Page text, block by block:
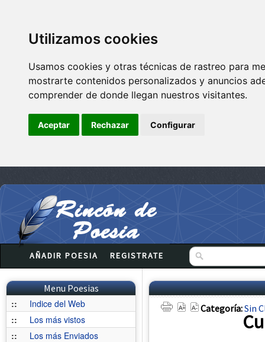
Utilizamos cookies
Usamos cookies y otras técnicas de rastreo para
mostrarte contenidos personalizados y anuncios
comprender de donde llegan nuestros visitantes.
Aceptar Rechazar Configurar
AÑADIR POESIA REGISTRATE
Menu Poesias
::
Indice del Web
::
Los más vistos
::
Los más Enviados
Categoría:Sin